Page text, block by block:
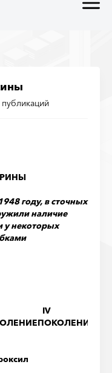
публикаций
году, в сточных
наличие
у некоторых
IV
ПОКОЛЕНИЕ